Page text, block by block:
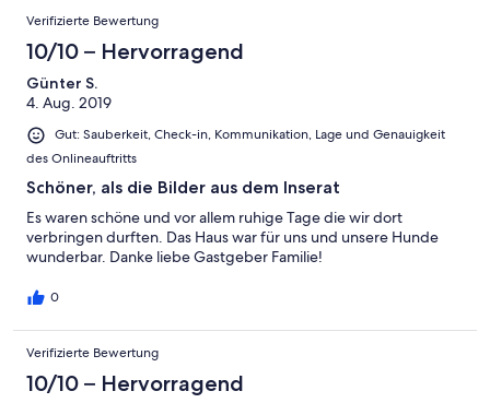
Verifizierte Bewertung
10/10 – Hervorragend
Günter S.
4. Aug. 2019
Gut: Sauberkeit, Check-in, Kommunikation, Lage und Genauigkeit
des Onlineauftritts
Schöner, als die Bilder aus dem Inserat
Es waren schöne und vor allem ruhige Tage die wir dort
verbringen durften. Das Haus war für uns und unsere Hunde
wunderbar. Danke liebe Gastgeber Familie!
0
Verifizierte Bewertung
10/10 – Hervorragend